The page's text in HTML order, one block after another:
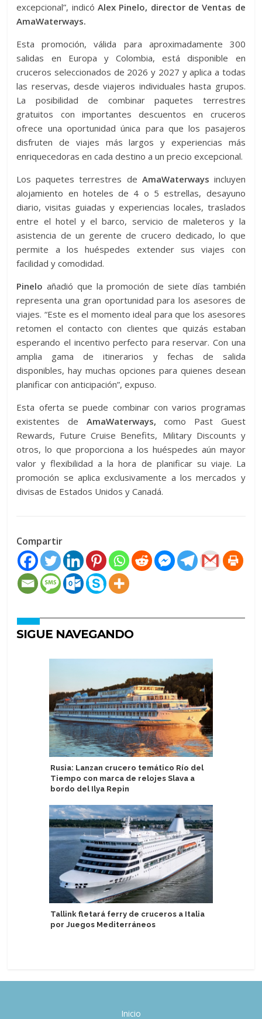
excepcional”, indicóAlex Pinelo, director de Ventas de
AmaWaterways.
Esta promoción, válida para aproximadamente 300
salidas en Europa y Colombia, está disponible en
cruceros seleccionados de 2026 y 2027 y aplica a todas
las reservas, desde viajeros individuales hasta grupos.
La posibilidad de combinar paquetes terrestres
gratuitos con importantes descuentos en cruceros
ofrece una oportunidad única para que los pasajeros
disfruten de viajes más largos y experiencias más
enriquecedoras en cada destino a un precio excepcional.
Los paquetes terrestres de AmaWaterways incluyen
alojamiento en hoteles de 4 o 5 estrellas, desayuno
diario, visitas guiadas y experiencias locales, traslados
entre el hotel y el barco, servicio de maleteros y la
asistencia de un gerente de crucero dedicado, lo que
permite a los huéspedes extender sus viajes con
facilidad y comodidad.
Pinelo añadió que la promoción de siete días también
representa una gran oportunidad para los asesores de
viajes. “Este es el momento ideal para que los asesores
retomen el contacto con clientes que quizás estaban
esperando el incentivo perfecto para reservar. Con una
amplia gama de itinerarios y fechas de salida
disponibles, hay muchas opciones para quienes desean
planificar con anticipación”, expuso.
Esta oferta se puede combinar con varios programas
existentes de AmaWaterways, como Past Guest
Rewards, Future Cruise Benefits, Military Discounts y
otros, lo que proporciona a los huéspedes aún mayor
valor y flexibilidad a la hora de planificar su viaje. La
promoción se aplica exclusivamente a los mercados y
divisas de Estados Unidos y Canadá.
Compartir
SIGUE NAVEGANDO
Rusia: Lanzan crucero temático Río del
Tiempo con marca de relojes Slava a
bordo del Ilya Repin
Tallink fletará ferry de cruceros a Italia
por Juegos Mediterráneos
Inicio